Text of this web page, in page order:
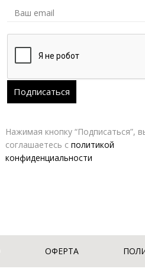
Брюки VERESK label
10,200.00₽ 3,060.00
ОФЕРТА
Нажимая кнопку “Подписаться”,
соглашаетесь с политикой
конфиденциальности